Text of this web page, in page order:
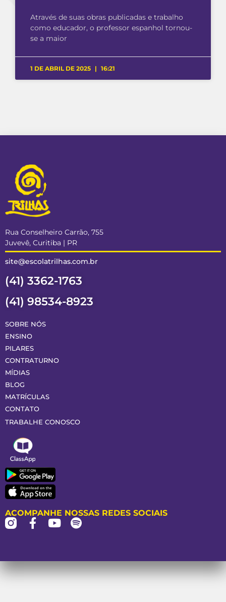
Através de suas obras publicadas e trabalho
como educador, o professor espanhol tornou-
se a maior
1 DE ABRIL DE 2025 16:21
Rua Conselheiro Carrão, 755
Juvevê, Curitiba | PR
site@escolatrilhas.com.br
(41) 3362-1763
(41) 98534-8923
SOBRE NÓS
ENSINO
PILARES
CONTRATURNO
MÍDIAS
BLOG
MATRÍCULAS
CONTATO
TRABALHE CONOSCO
ACOMPANHE NOSSAS REDES SOCIAIS